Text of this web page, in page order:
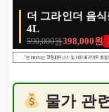
00
DAYS
: 17 : 25 :
00
DAYS
: 00
HRS
: 00
MIN
:
00
DAYS
: 00
HRS
: 25
MIN
:
00
DAYS
: 17
HRS
: 25
MIN
:
더 그라인더 음식
4L
590,000원398,000원
물가 관